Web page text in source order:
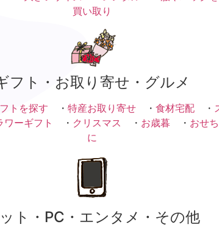
買い取り
フト・お取り寄せ・グルメ
トを探す ・ 特産お取り寄せ ・ 食材宅配 ・
ワーギフト ・ クリスマス ・ お歳暮 ・ おせち
に
ト・PC・エンタメ・その他